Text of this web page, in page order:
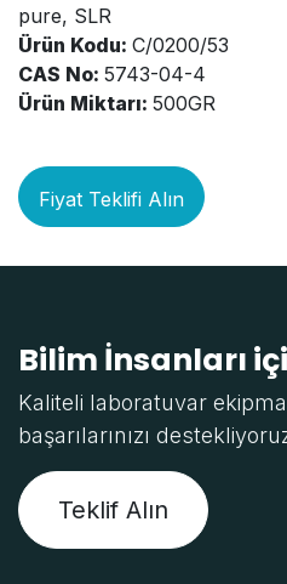
pure, SLR
Ürün Kodu: C/0200/53
CAS No: 5743-04-4
Ürün Miktarı: 500GR
Fiyat Teklifi Alın
Bilim İnsanları
Kaliteli laboratuvar
başarılarınızı
Teklif Alın